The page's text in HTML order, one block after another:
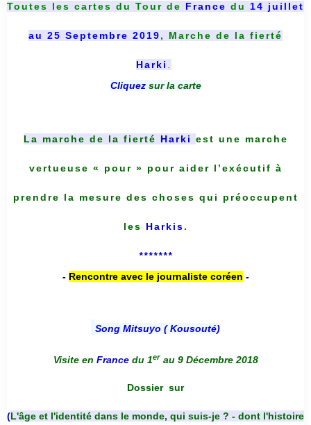
Toutes les cartes du Tour de France du 14 juillet
au 25 Septembre 2019, Marche de la fierté
Harki
Cliquez sur la carte
La marche de la fierté Harki est une marche
vertueuse « pour » pour aider l’exécutif à
prendre la mesure des choses qui préoccupent
les Harkis.
*******
- Rencontre avec le journaliste coréen -
Song Mitsuyo ( Kousouté)
Visite en France du 1er au 9 Décembre 2018
Dossier sur
(L'âge et l'identité dans le monde, qui suis-je ? - dont l'histoire